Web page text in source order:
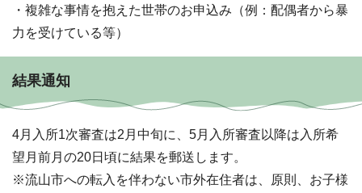
・複雑な事情を抱えた世帯のお申込み（例：配偶者から暴
力を受けている等）
結果通知
4月入所1次審査は2月中旬に、5月入所審査以降は入所希
望月前月の20日頃に結果を郵送します。
※流山市への転入を伴わない市外在住者は、原則、お子様